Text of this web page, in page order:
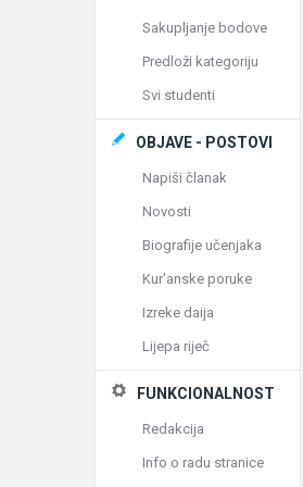
Sakupljanje bodove
Predloži kategoriju
Svi studenti
OBJAVE - POSTOVI
Napiši članak
Novosti
Biografije učenjaka
Kur'anske poruke
Izreke daija
Lijepa riječ
FUNKCIONALNOST
Redakcija
Info o radu stranice